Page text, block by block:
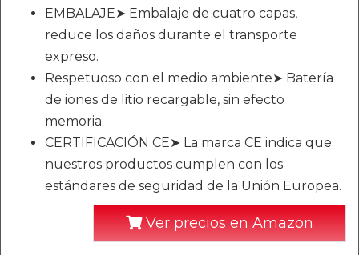
EMBALAJE➤ Embalaje de cuatro capas,
reduce los daños durante el transporte
expreso.
Respetuoso con el medio ambiente➤ Batería
de iones de litio recargable, sin efecto
memoria.
CERTIFICACIÓN CE➤ La marca CE indica que
nuestros productos cumplen con los
estándares de seguridad de la Unión Europea.
Ver precios en Amazon